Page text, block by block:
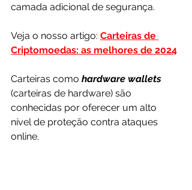
camada adicional de segurança.
Veja o nosso artigo: Carteiras de
Criptomoedas: as melhores de 2024
Carteiras como hardware wallets
(carteiras de hardware) são
conhecidas por oferecer um alto
nível de proteção contra ataques
online.